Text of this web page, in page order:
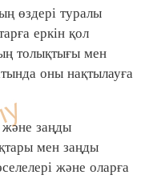
өздері туралы
еркін қол
толықтығы мен
оны нақтылауға
заңды
мен заңды
және оларға